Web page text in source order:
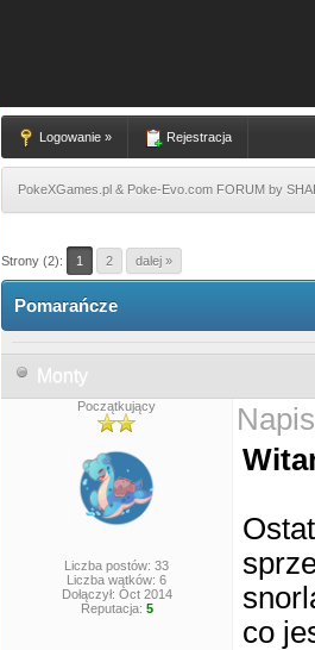
Logowanie » Rejestracja
PokeXGames.pl & Poke-Evo.com FORUM by
Strony (2): 1 2 dalej »
Pomarańcze
Monty
Początkujący
Liczba postów: 33
Liczba wątków: 6
Dołączył: Oct 2014
Reputacja: 5
co